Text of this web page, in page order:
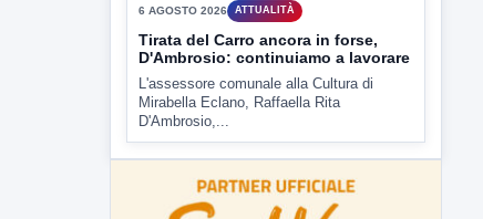
6 AGOSTO 2026 ATTUALITÀ
Tirata del Carro ancora in forse,
D'Ambrosio: continuiamo a lavorare
L'assessore comunale alla Cultura di
Mirabella Eclano, Raffaella Rita
D'Ambrosio,...